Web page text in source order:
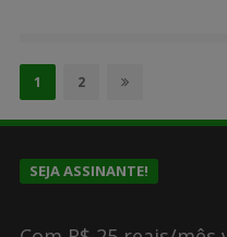
de
posts
Page
1 Page
2
SEJA ASSINANTE!